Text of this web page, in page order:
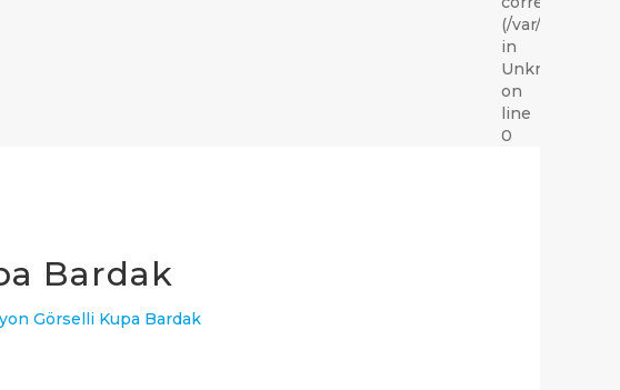
(/var/lib/php/
in
Unknown
on
line
0
Bardak
Görselli Kupa Bardak